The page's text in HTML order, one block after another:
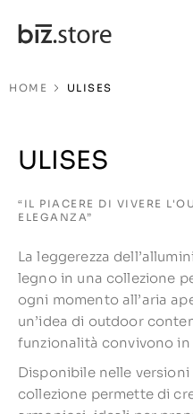
HOME ULISES
ULISES
“IL PIACERE DI VIVERE
ELEGANZA”
La leggerezza
legno in una collezione
ogni momento all’aria
un’idea di outdoor
funzionalità convivono
Disponibile nelle
collezione permette di